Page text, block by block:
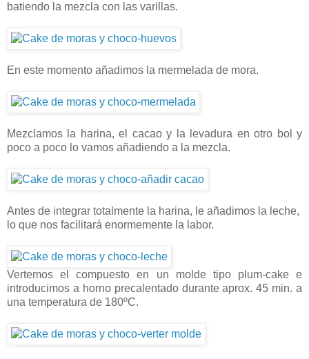
batiendo la mezcla con las varillas.
En este momento añadimos la mermelada de mora.
Mezclamos la harina, el cacao y la levadura en otro bol y
poco a poco lo vamos añadiendo a la mezcla.
Antes de integrar totalmente la harina, le añadimos la leche,
lo que nos facilitará enormemente la labor.
Vertemos el compuesto en un molde tipo plum-cake e
introducimos a horno precalentado durante aprox. 45 min. a
una temperatura de 180ºC.